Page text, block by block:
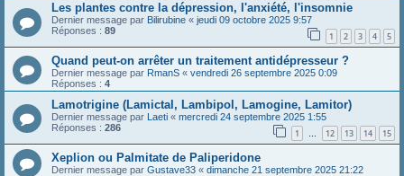
Les plantes contre la dépression, l'anxiété, l'insomnie
Dernier message par Bilirubine « jeudi 09 octobre 2025 9:57
Réponses : 89 1 2 3 4 5
Quand peut-on arrêter un traitement antidépresseur ?
Dernier message par RmanS « vendredi 26 septembre 2025 0:09
Réponses : 4
Lamotrigine (Lamictal, Lambipol, Lamogine, Lamitor)
Dernier message par Laeti « mercredi 24 septembre 2025 1:55
Réponses : 286 1 … 12 13 14 15
Xeplion ou Palmitate de Paliperidone
Dernier message par Gustave33 « dimanche 21 septembre 2025 21:22